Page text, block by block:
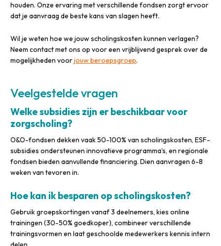
houden. Onze ervaring met verschillende fondsen zorgt ervoor
dat je aanvraag de beste kans van slagen heeft.
Wil je weten hoe we jouw scholingskosten kunnen verlagen?
Neem contact met ons op voor een vrijblijvend gesprek over de
mogelijkheden voorjouw beroepsgroep.
Veelgestelde vragen
Welke subsidies zijn er beschikbaar voor
zorgscholing?
O&O-fondsen dekken vaak 50-100% van scholingskosten, ESF-
subsidies ondersteunen innovatieve programma’s, en regionale
fondsen bieden aanvullende financiering. Dien aanvragen 6-8
weken van tevoren in.
Hoe kan ik besparen op scholingskosten?
Gebruik groepskortingen vanaf 3 deelnemers, kies online
trainingen (30-50% goedkoper), combineer verschillende
trainingsvormen en laat geschoolde medewerkers kennis intern